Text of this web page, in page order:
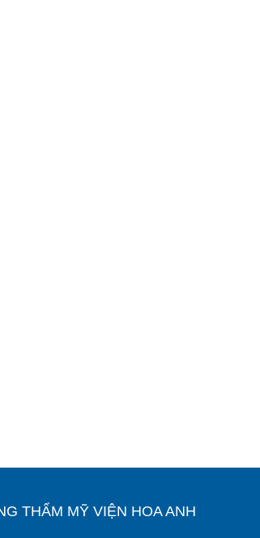
THẨM MỸ VIỆN HOA ANH